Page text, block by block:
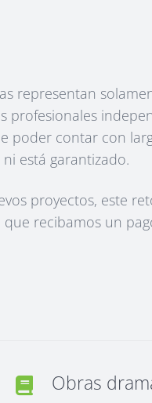
representan
profesionales
poder contar con
está garantizado.
proyectos, este
recibamos un
Obras